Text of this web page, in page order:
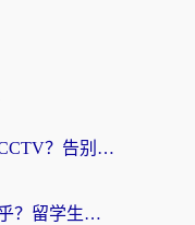
海外党亲测：在海外如何看CCTV？告别“仅限大陆播放”的实用指南
央视影音在海外可以看吗知乎？留学生亲测：3步解决地域限制+追剧自由